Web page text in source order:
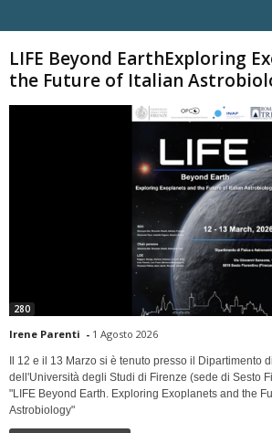
LIFE Beyond EarthExploring
the Future of Italian
280
Irene Parenti - 1 Agosto 2026
Il 12 e il 13 Marzo si è tenuto presso il Dipartimento
dell'Università degli Studi di Firenze (sede di Sesto
"LIFE Beyond Earth. Exploring Exoplanets and the
Astrobiology"